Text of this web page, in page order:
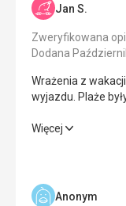
Jan S.
Zweryfikowana
Dodana
Wrażenia z
wyjazdu. Plaże
Wrażenia z
Wyżywienie
Więcej
Anonym